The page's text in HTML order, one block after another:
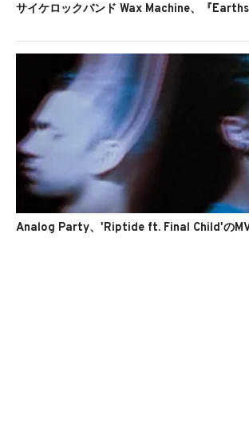
Analog Party、'Riptide ft. Final Child'の